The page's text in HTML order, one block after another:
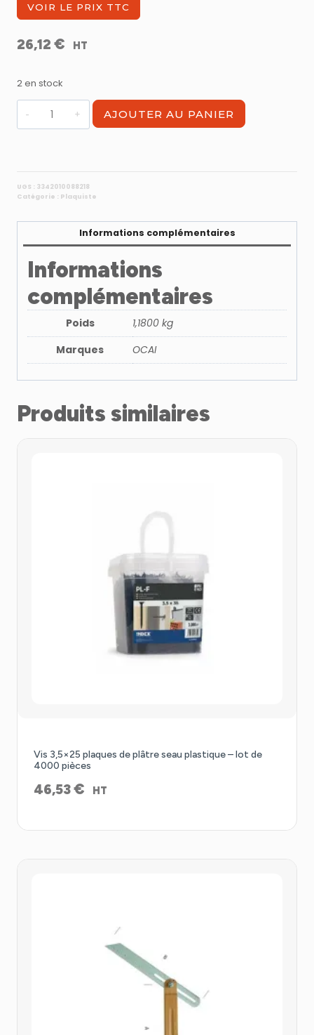
VOIR LE PRIX TTC
26,12 € HT
2 en stock
quantité
de
plaque
tout
AJOUTER AU PANIER
UGS : 3342010088218
Catégorie : Plaquiste
Informations complémentaires
Informations
complémentaires
Poids
1,1800 kg
Marques
OCAI
Produits similaires
Vis 3,5×25 plaques de plâtre seau plastique – lot de
4000 pièces
46,53€ HT